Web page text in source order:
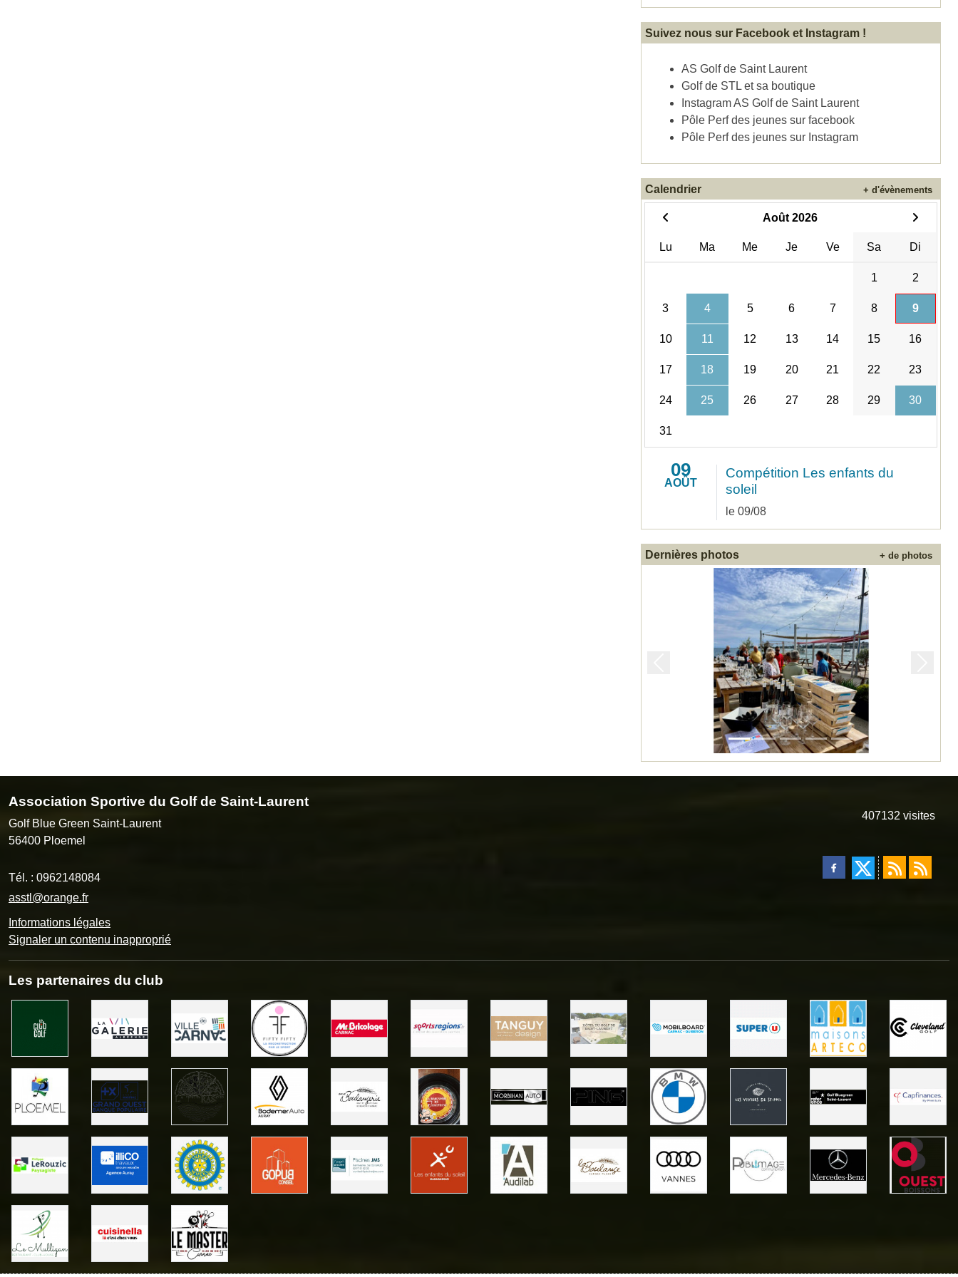
Suivez nous sur Facebook et Instagram !
AS Golf de Saint Laurent
Golf de STL et sa boutique
Instagram AS Golf de Saint Laurent
Pôle Perf des jeunes sur facebook
Pôle Perf des jeunes sur Instagram
Calendrier
Août 2026
Lu Ma Me Je Ve Sa Di
1 2
3 4 5 6 7 8 9
10 11 12 13 14 15 16
17 18 19 20 21 22 23
24 25 26 27 28 29 30
31
09
AOÛT
Compétition Les enfants du
soleil
le 09/08
+ d'évènements
Dernières photos + de photos
Association Sportive du Golf de Saint-Laurent
Golf Blue Green Saint-Laurent
56400 Ploemel
Tél. : 0962148084
asstl@orange.fr
Informations légales
Signaler un contenu inapproprié
407132 visites
Les partenaires du club